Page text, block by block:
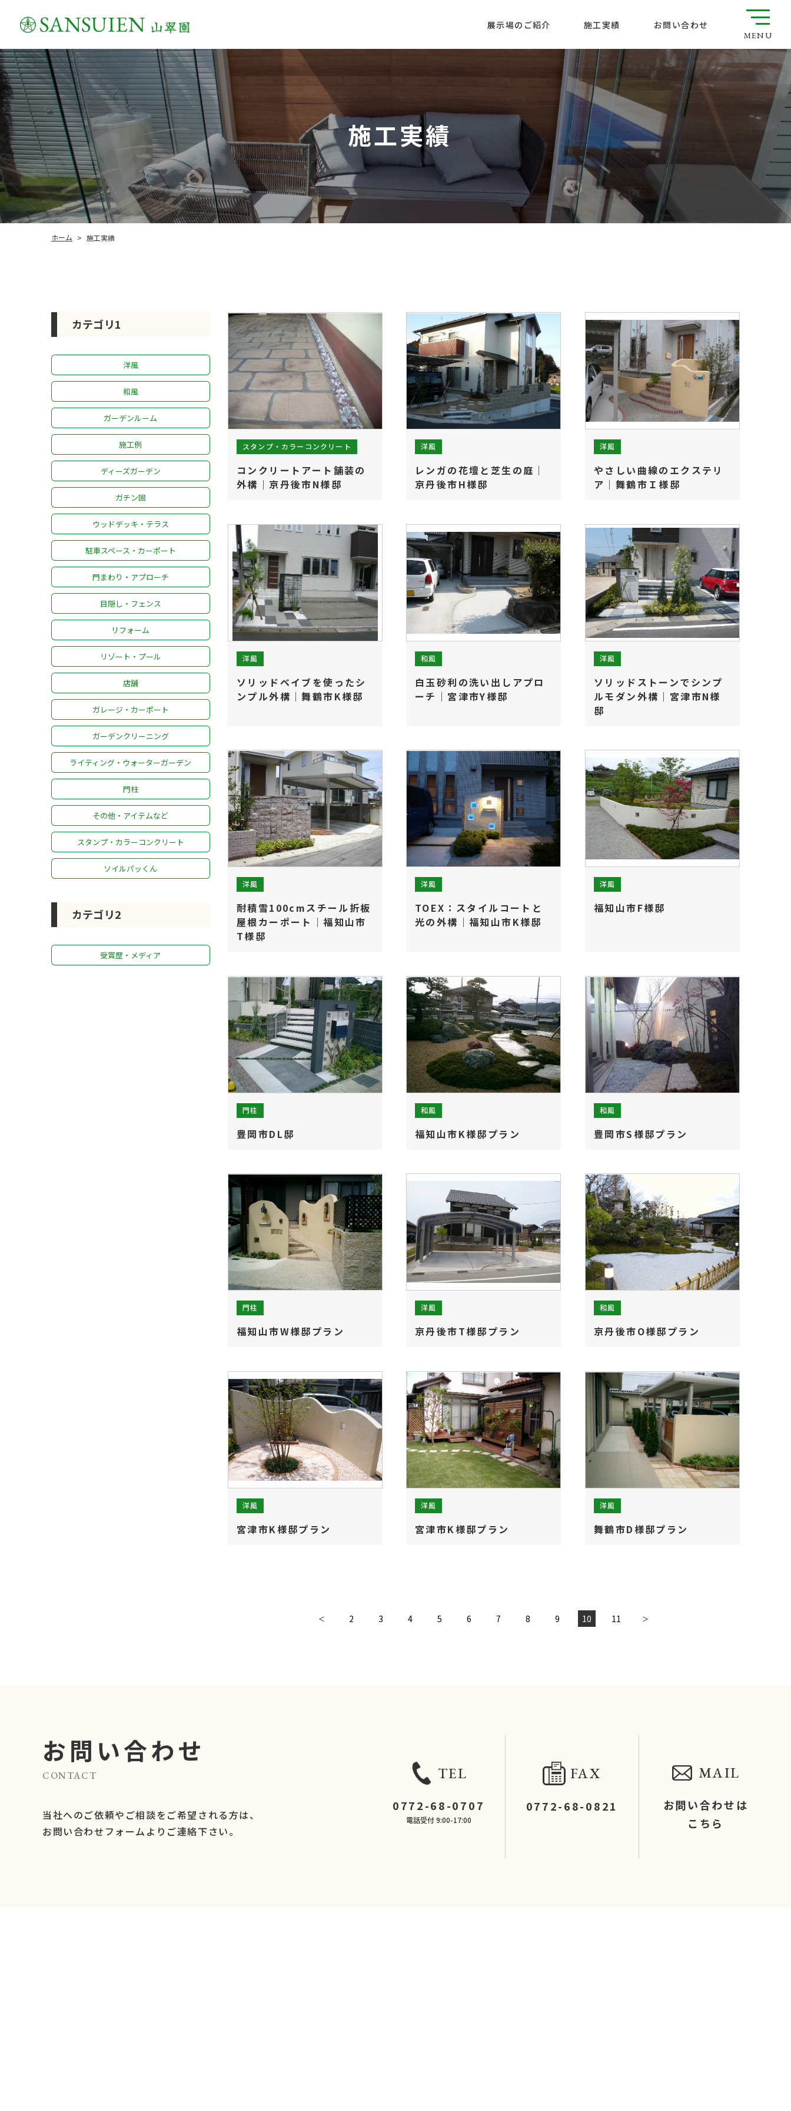
展示場のご紹介 施工実績 お問い合わせ
MENU
ホーム
会社紹介
受賞歴
施工実績
お客様の声
お知らせ・ブログ
やまちゃん通信
施工の流れ
保証について
ローンについて
よくあるご質問
採用情報
施工実績
ホーム > 施工実績
カテゴリ1
洋風
和風
ガーデンルーム
施工例
ディーズガーデン
ガチン固
ウッドデッキ・テラス
駐車スペース・カーポート
門まわり・アプローチ
目隠し・フェンス
リフォーム
リゾート・プール
店舗
ガレージ・カーポート
ガーデンクリーニング
ライティング・ウォーターガーデン
門柱
その他・アイテムなど
スタンプ・カラーコンクリート
ソイルパッくん
カテゴリ2
受賞歴・メディア
スタンプ・カラーコンクリート
コンクリートアート舗装の
外構｜京丹後市N様邸
洋風
レンガの花壇と芝生の庭｜
京丹後市H様邸
洋風
やさしい曲線のエクステリ
ア｜舞鶴市Ｉ様邸
洋風
ソリッドベイブを使ったシ
ンプル外構｜舞鶴市K様邸
和風
白玉砂利の洗い出しアプロ
ーチ｜宮津市Y様邸
洋風
ソリッドストーンでシンプ
ルモダン外構｜宮津市N様
邸
洋風
耐積雪100cmスチール折板
屋根カーポート｜福知山市
T様邸
洋風
TOEX：スタイルコートと
光の外構｜福知山市K様邸
洋風
福知山市F様邸
門柱
豊岡市DL邸
和風
福知山市K様邸プラン
和風
豊岡市S様邸プラン
門柱
福知山市W様邸プラン
洋風
京丹後市T様邸プラン
和風
京丹後市O様邸プラン
洋風
宮津市K様邸プラン
洋風
宮津市K様邸プラン
洋風
舞鶴市D様邸プラン
＜ 2 3 4 5 6 7 8 9 10 11 ＞
お問い合わせ
CONTACT
当社へのご依頼やご相談をご希望される方は、
お問い合わせフォームよりご連絡下さい。
TEL
0772-68-0707
電話受付 9:00-17:00
FAX
0772-68-0821
MAIL
お問い合わせは
こちら